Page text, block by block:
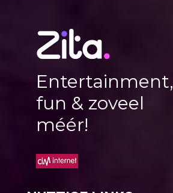
Entertainment,
fun & zoveel
méér!